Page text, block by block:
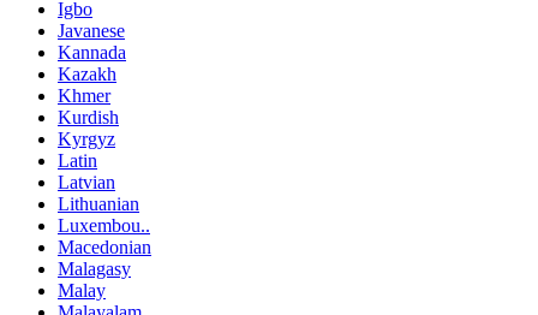
Igbo
Javanese
Kannada
Kazakh
Khmer
Kurdish
Kyrgyz
Latin
Latvian
Lithuanian
Luxembou..
Macedonian
Malagasy
Malay